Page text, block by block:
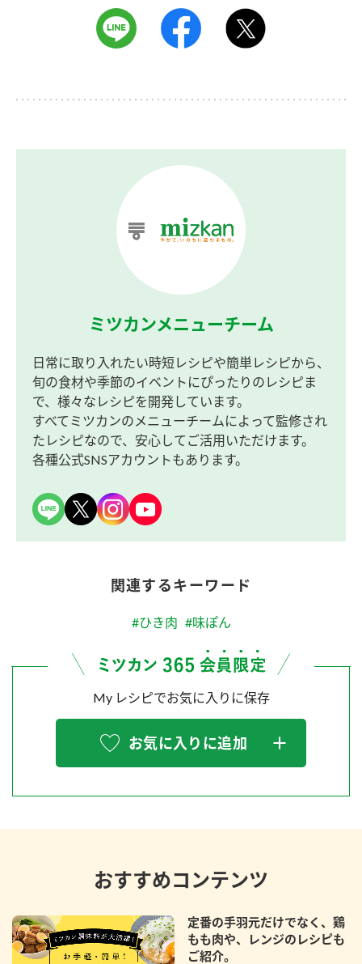
ミツカンメニューチーム
日常に取り入れたい時短レシピや簡単レシピから、
旬の食材や季節のイベントにぴったりのレシピま
で、様々なレシピを開発しています。
すべてミツカンのメニューチームによって監修され
たレシピなので、安心してご活用いただけます。
各種公式SNSアカウントもあります。
関連するキーワード
#ひき肉 #味ぽん
My レシピでお気に入りに保存
お気に入りに追加
おすすめコンテンツ
定番の手羽元だけでなく、鶏
もも肉や、レンジのレシピも
ご紹介。